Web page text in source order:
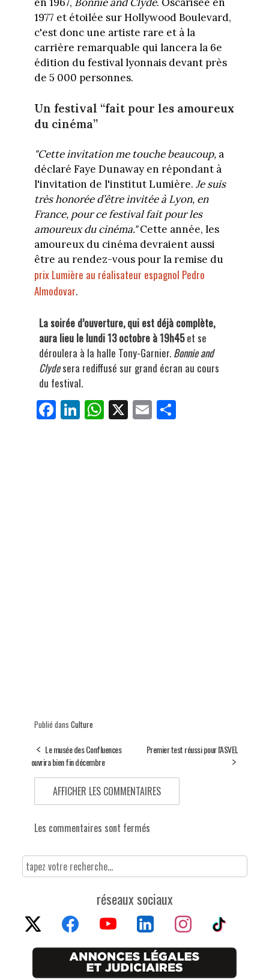
1977 et étoilée sur Hollywood Boulevard,
c'est donc une artiste rare et à la
carrière remarquable qui lancera la 6e
édition du festival lyonnais devant près
de 5 000 personnes.
Un festival “fait pour les amoureux
du cinéma”
"Cette invitation me touche beaucoup,a
déclaré Faye Dunaway en répondant à
l'invitation de l'institut Lumière. Je suis
très honorée d’être invitée à Lyon, en
France, pour ce festival fait pour les
amoureux du cinéma."Cette année, les
amoureux du cinéma devraient aussi
être au rendez-vous pour la remise du
prix Lumière au réalisateur espagnol Pedro
Almodovar.
La soirée d’ouverture, qui est déjà complète,
aura lieu le lundi 13 octobre à 19h45et se
déroulera à la halle Tony-Garnier. Bonnie and
Clydesera rediffusé sur grand écran au cours
du festival.
Fa
ce
Li
nk
W
ha
X E
m
Pa
Publié dans Culture
Le musée des Confluences
ouvrira bien fin décembre
Premier test réussi pour l'ASVEL
AFFICHER LES COMMENTAIRES
Les commentaires sont fermés
réseaux sociaux